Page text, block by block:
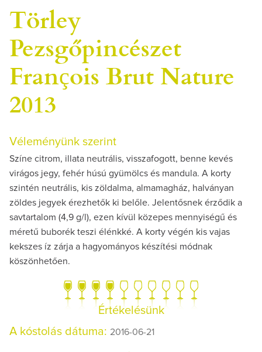
Törley
Pezsgőpincészet
François Brut Nature
2013
Véleményünk szerint
Színe citrom, illata neutrális, visszafogott, benne kevés
virágos jegy, fehér húsú gyümölcs és mandula. A korty
szintén neutrális, kis zöldalma, almamagház, halványan
zöldes jegyek érezhetők ki belőle. Jelentősnek érződik a
savtartalom (4,9 g/l), ezen kívül közepes mennyiségű és
méretű buborék teszi élénkké. A korty végén kis vajas
kekszes íz zárja a hagyományos készítési módnak
köszönhetően.
Értékelésünk
A kóstolás dátuma: 2016-06-21